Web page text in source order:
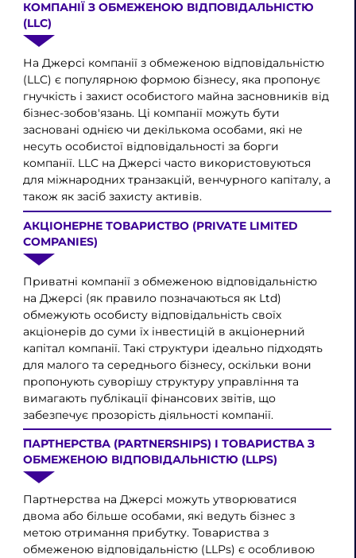
КОМПАНІЇ З ОБМЕЖЕНОЮ ВІДПОВІДАЛЬНІСТЮ
(LLC)
На Джерсі компанії з обмеженою відповідальністю
(LLC) є популярною формою бізнесу, яка пропонує
гнучкість і захист особистого майна засновників від
бізнес-зобов'язань. Ці компанії можуть бути
засновані однією чи декількома особами, які не
несуть особистої відповідальності за борги
компанії. LLC на Джерсі часто використовуються
для міжнародних транзакцій, венчурного капіталу, а
також як засіб захисту активів.
АКЦІОНЕРНЕ ТОВАРИСТВО (PRIVATE LIMITED
COMPANIES)
Приватні компанії з обмеженою відповідальністю
на Джерсі (як правило позначаються як Ltd)
обмежують особисту відповідальність своїх
акціонерів до суми їх інвестицій в акціонерний
капітал компанії. Такі структури ідеально підходять
для малого та середнього бізнесу, оскільки вони
пропонують суворішу структуру управління та
вимагають публікації фінансових звітів, що
забезпечує прозорість діяльності компанії.
ПАРТНЕРСТВА (PARTNERSHIPS) І ТОВАРИСТВА З
ОБМЕЖЕНОЮ ВІДПОВІДАЛЬНІСТЮ (LLPS)
Партнерства на Джерсі можуть утворюватися
двома або більше особами, які ведуть бізнес з
метою отримання прибутку. Товариства з
обмеженою відповідальністю (LLPs) є особливою